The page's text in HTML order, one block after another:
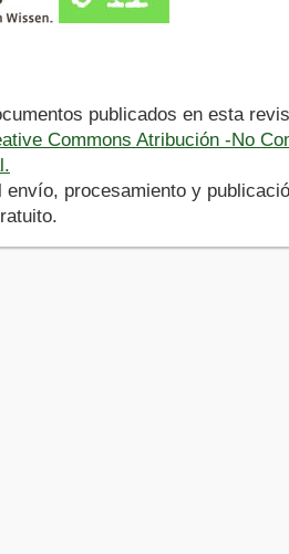
publicados en esta
Commons Atribución -No
envío, procesamiento y